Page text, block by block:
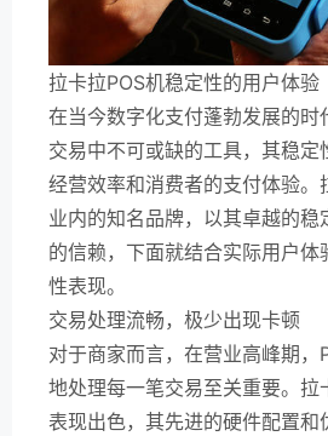
拉卡拉POS机稳定性的用户体验
在当今数字化支付蓬勃发展的时
交易中不可或缺的工具，其稳定
经营效率和消费者的支付体验。
业内的知名品牌，以其卓越的稳
的信赖，下面就结合实际用户体
性表现。
交易处理流畅，极少出现卡顿
对于商家而言，在营业高峰期，
地处理每一笔交易至关重要。拉
表现出色，其先进的硬件配置和